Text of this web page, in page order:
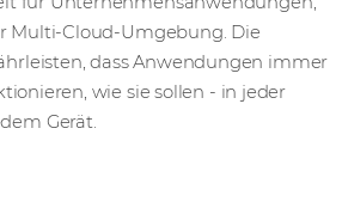
Multi-Cloud-Umgebung. Die
dass Anwendungen immer
wie sie sollen - in jeder
Gerät.